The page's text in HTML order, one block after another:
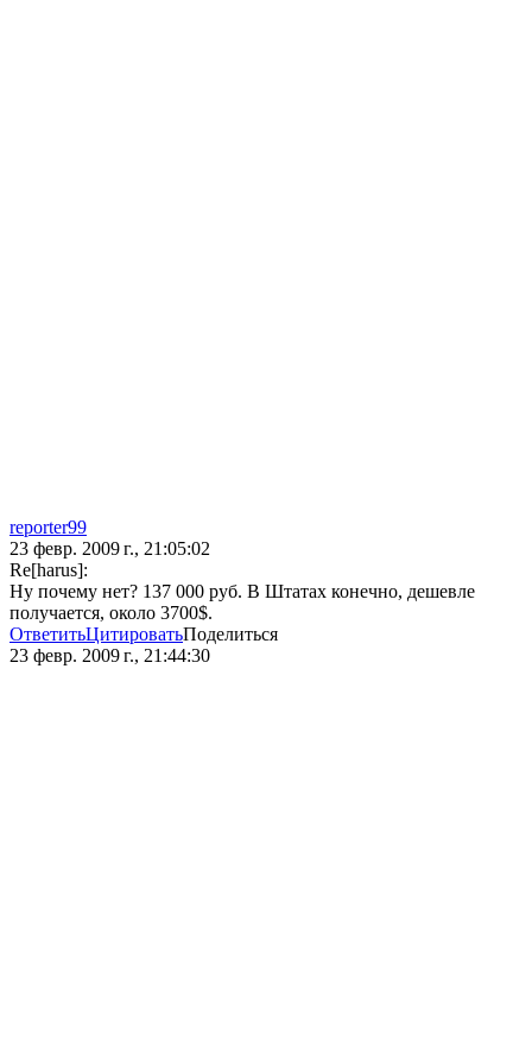
reporter99
23 февр. 2009 г., 21:05:02
Re[harus]:
Ну почему нет? 137 000 руб. В Штатах конечно, дешевле
получается, около 3700$.
ОтветитьЦитироватьПоделиться
23 февр. 2009 г., 21:44:30